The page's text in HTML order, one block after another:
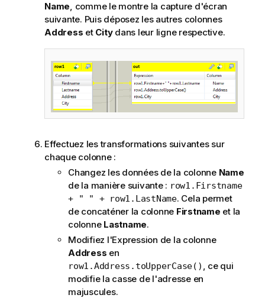
Name, comme le montre la capture d'écran
suivante. Puis déposez les autres colonnes
Address et Citydans leur ligne respective.
Effectuez les transformations suivantes sur
chaque colonne :
Changez les données de la colonne Name
de la manière suivante : row1.Firstname
+ " " + row1.LastName. Cela permet
de concaténer la colonne Firstname et la
colonne Lastname.
Modifiez l'Expression de la colonne
Address en
row1.Address.toUpperCase()
, ce qui
modifie la casse de l'adresse en
majuscules.